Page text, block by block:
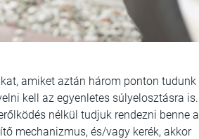
amiket aztán három ponton tudunk
kell az egyenletes súlyelosztásra is.
nélkül tudjuk rendezni benne a
mechanizmus, és/vagy kerék, akkor